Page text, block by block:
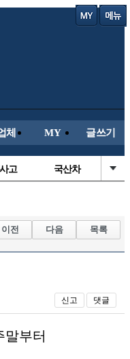
체 MY 글쓰기
고 국산차
사진 군사/무기
이전 다음 목록
신고 댓글
말부터